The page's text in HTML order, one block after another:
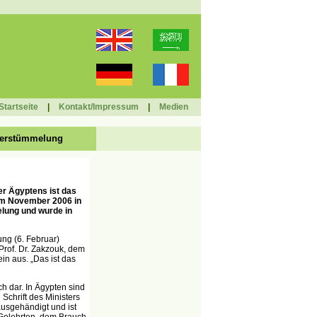
Kontakt/Impressum Medien
Ägyptens ist das
November 2006 in
und wurde in
(6. Februar)
Dr. Zakzouk, dem
aus. „Das ist das
dar. In Ägypten sind
des Ministers
und ist